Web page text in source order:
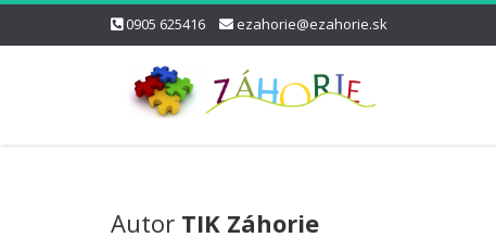
0905 625416 ezahorie@ezahorie.sk
Autor TIK Záhorie